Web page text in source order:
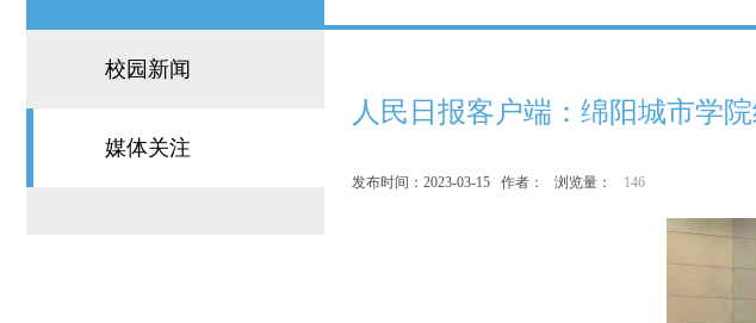
校园新闻
媒体关注
人民日报客户端：绵阳城市学
发布时间：2023-03-15 作者： 浏览量： 146